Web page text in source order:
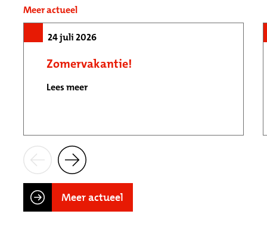
Meer actueel
24 juli 2026
Zomervakantie!
Lees meer
Meer actueel